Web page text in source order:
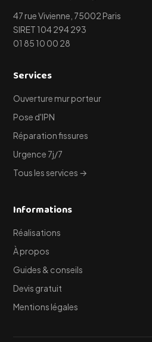
47 rue Vivienne, 75002 Paris
SIRET 104 294 293
01 85 10 00 28
Services
Ouverture mur porteur
Pose d'IPN
Réparation fissures
Urgence 7j/7
Tous les services →
Informations
Réalisations
À propos
Guides & conseils
Devis gratuit
Mentions légales